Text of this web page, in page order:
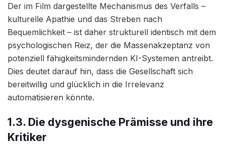
Der im Film dargestellte Mechanismus des Verfalls –
kulturelle Apathie und das Streben nach
Bequemlichkeit – ist daher strukturell identisch mit dem
psychologischen Reiz, der die Massenakzeptanz von
potenziell fähigkeitsmindernden KI-Systemen antreibt.
Dies deutet darauf hin, dass die Gesellschaft sich
bereitwillig und glücklich in die Irrelevanz
automatisieren könnte.
1.3. Die dysgenische Prämisse und ihre
Kritiker